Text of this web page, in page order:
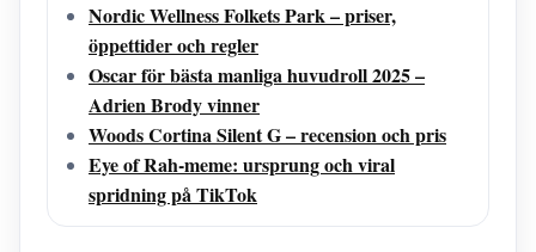
Nordic Wellness Folkets Park – priser,
öppettider och regler
Oscar för bästa manliga huvudroll 2025 –
Adrien Brody vinner
Woods Cortina Silent G – recension och pris
Eye of Rah-meme: ursprung och viral
spridning på TikTok